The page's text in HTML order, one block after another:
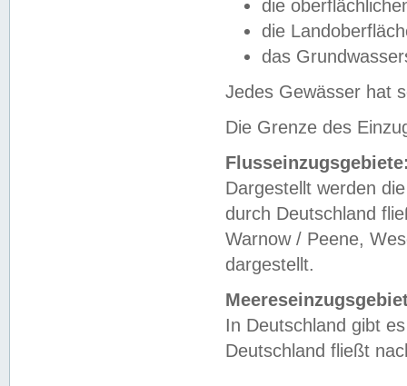
die
die
das
Jedes Gewässer hat
Die Grenze des
Dargestellt werden
durch Deutschland
Warnow / Peene,
dargestellt.
In Deutschland gibt
Deutschland fließt